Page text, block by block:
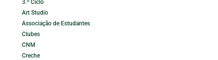
3.º Ciclo
Art Studio
Associação de Estudantes
Clubes
CNM
Creche